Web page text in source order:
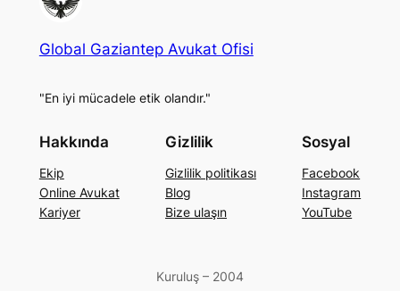
Global Gaziantep Avukat Ofisi
"En iyi mücadele etik olandır."
Hakkında
Ekip
Online Avukat
Kariyer
Gizlilik
Gizlilik politikası
Blog
Bize ulaşın
Sosyal
Facebook
Instagram
YouTube
Kuruluş – 2004